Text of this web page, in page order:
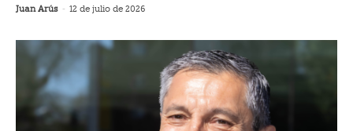
Juan Arús - 12 de julio de 2026